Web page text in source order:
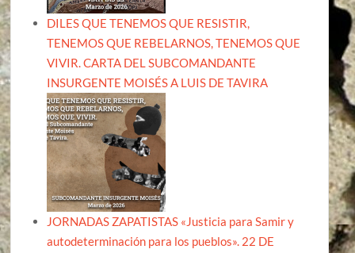
DILES QUE TENEMOS QUE RESISTIR,
TENEMOS QUE REBELARNOS, TENEMOS QUE
VIVIR. CARTA DEL SUBCOMANDANTE
INSURGENTE MOISÉS A LUIS DE TAVIRA
JORNADAS ZAPATISTAS «Justicia para Samir y
autodeterminación para los pueblos». 22 DE